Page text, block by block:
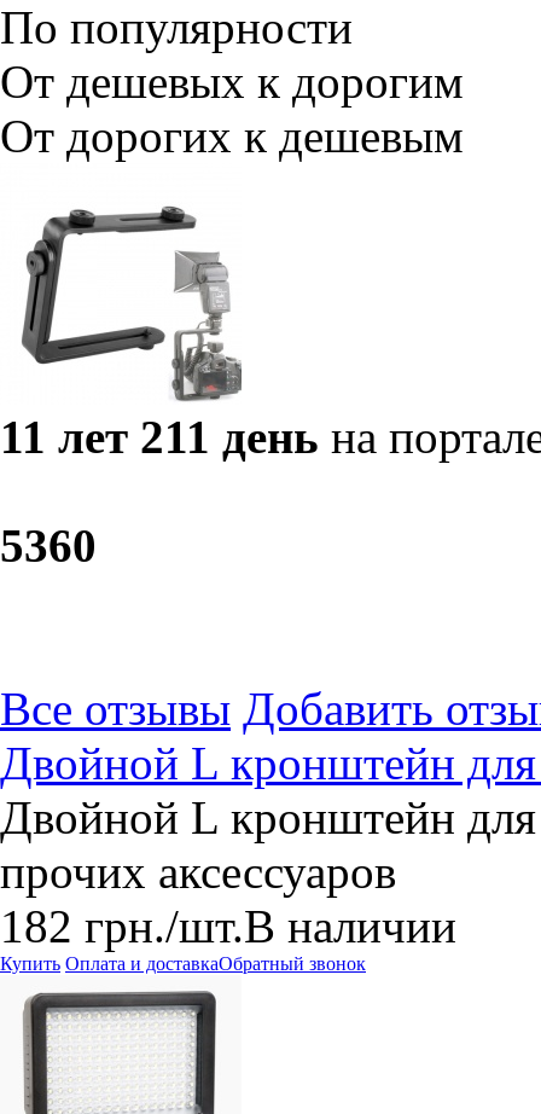
По популярности
От дешевых к дорогим
От дорогих к дешевым
11 лет 211 день на
5360
Все отзывы Добавить
Двойной L кронштейн для
Двойной L кронштейн
прочих аксессуаров
182 грн./шт.В наличии
Купить Оплата и доставкаОбратный звонок